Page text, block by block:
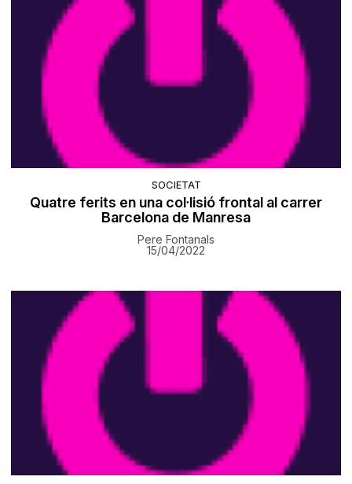
SOCIETAT
Quatre ferits en una col·lisió frontal al carrer
Barcelona de Manresa
Pere Fontanals
15/04/2022